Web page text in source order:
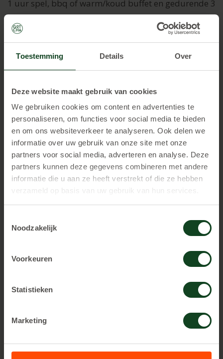
Toestemming Details Over
Deze website maakt gebruik van cookies
We gebruiken cookies om content en advertenties te
personaliseren, om functies voor social media te bieden
en om ons websiteverkeer te analyseren. Ook delen we
informatie over uw gebruik van onze site met onze
partners voor social media, adverteren en analyse. Deze
partners kunnen deze gegevens combineren met andere
informatie die u aan ze heeft verstrekt of die ze hebben
verzameld op basis van uw gebruik van hun services.
Noodzakelijk
Voorkeuren
Statistieken
Marketing
1 uur spel, bbq of warm/koud buffet en gedurende 3
1 uur spelen
€ 17, 50 p.p.
1,5 uur spelen